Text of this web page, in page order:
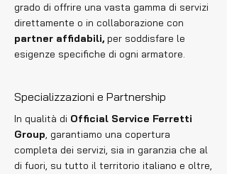
grado di offrire una vasta gamma di servizi
direttamente o in collaborazione con
partner affidabili, per soddisfare le
esigenze specifiche di ogni armatore.
Specializzazioni e Partnership
In qualità di Official Service Ferretti
Group, garantiamo una copertura
completa dei servizi, sia in garanzia che al
di fuori, su tutto il territorio italiano e oltre,